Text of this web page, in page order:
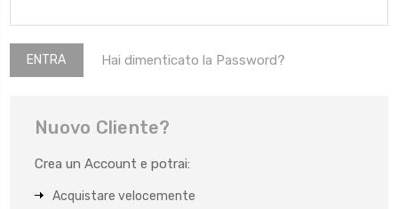
Hai dimenticato la Password?
Nuovo Cliente?
Crea un Account e potrai:
Acquistare velocemente